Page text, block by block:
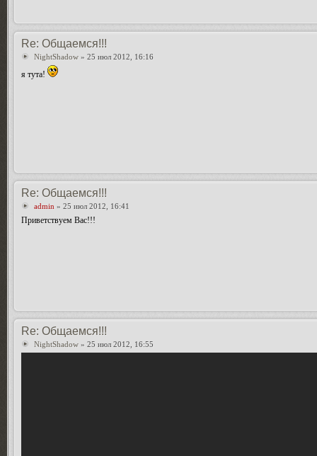
Re: Общаемся!!!
NightShadow » 25 июл 2012, 16:16
я тута!
Re: Общаемся!!!
admin » 25 июл 2012, 16:41
Приветствуем Вас!!!
Re: Общаемся!!!
NightShadow » 25 июл 2012, 16:55